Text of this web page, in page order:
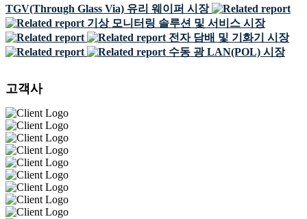
TGV(Through Glass Via) 유리 웨이퍼 시장
기상 모니터링 솔루션 및 서비스 시장
전자 담배 및 기화기 시장
수동 광 LAN(POL) 시장
고객사